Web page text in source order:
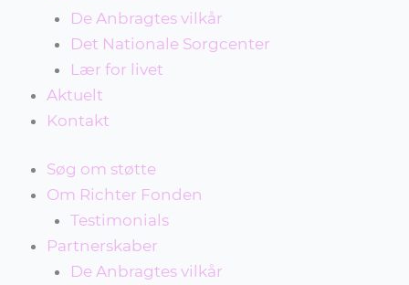
De Anbragtes vilkår
Det Nationale Sorgcenter
Lær for livet
Aktuelt
Kontakt
Søg om støtte
Om Richter Fonden
Testimonials
Partnerskaber
De Anbragtes vilkår